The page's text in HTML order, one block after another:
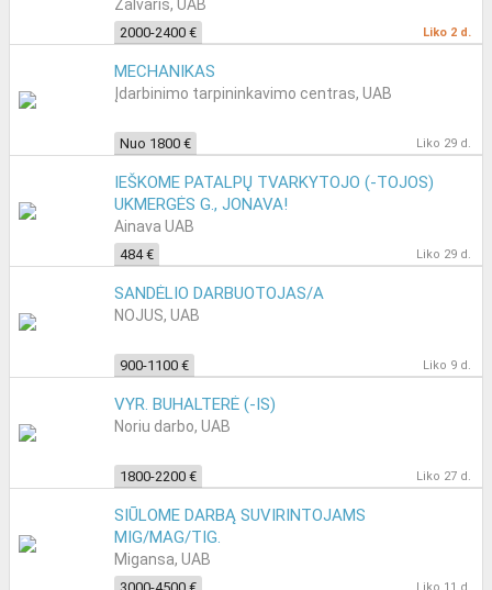
Žalvaris, UAB
2000-2400 € Liko 2 d.
MECHANIKAS
Įdarbinimo tarpininkavimo centras, UAB
Nuo 1800 € Liko 29 d.
IEŠKOME PATALPŲ TVARKYTOJO (-TOJOS)
UKMERGĖS G., JONAVA!
Ainava UAB
484 € Liko 29 d.
SANDĖLIO DARBUOTOJAS/A
NOJUS, UAB
900-1100 € Liko 9 d.
VYR. BUHALTERĖ (-IS)
Noriu darbo, UAB
1800-2200 € Liko 27 d.
SIŪLOME DARBĄ SUVIRINTOJAMS
MIG/MAG/TIG.
Migansa, UAB